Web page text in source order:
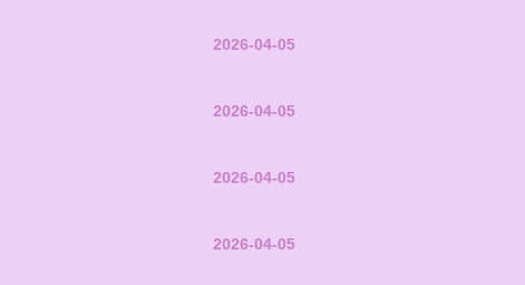
2026-04-05
2026-04-05
2026-04-05
2026-04-05